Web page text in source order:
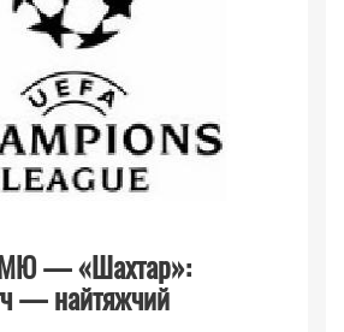
— «Шахтар»:
— найтяжчий